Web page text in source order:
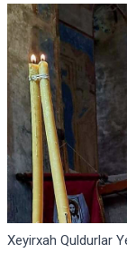
Xeyirxah Quldurlar